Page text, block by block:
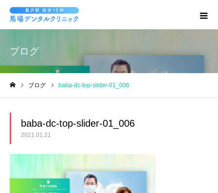
ブログ
ブログ baba-dc-top-slider-01_006
baba-dc-top-slider-01_006
2021.01.21